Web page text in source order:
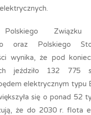
Związku
oraz Polskiego
wynika, że pod
jeździło 132 775
elektrycznym typu
się o ponad 52
że do 2030 r. flota